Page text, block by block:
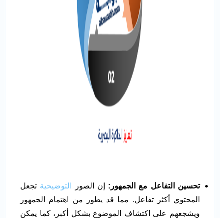
تحسين التفاعل مع الجمهور: إن الصور التوضيحية تجعل
المحتوي أكثر تفاعل. مما قد يطور من اهتمام الجمهور
ويشجعهم على اكتشاف الموضوع بشكل أكبر، كما يمكن